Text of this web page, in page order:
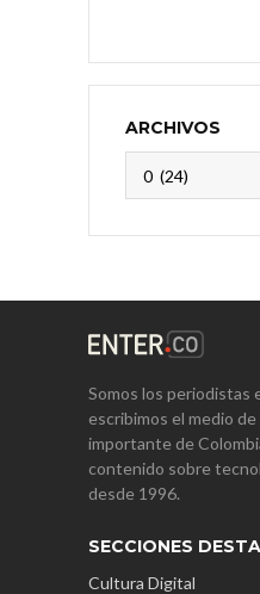
ARCHIVOS
Somos los periodistas
escribimos el medio
importante de
contenido sobre
desde 1996.
SECCIONES
Cultura Digital